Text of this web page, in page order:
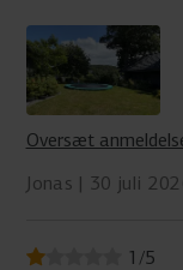
Oversæt
Jonas
30 juli
1 /5